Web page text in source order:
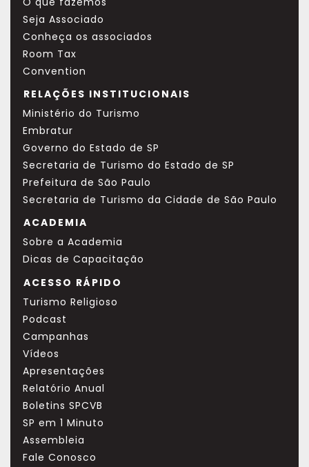
Seja Associado
Conheça os associados
Room Tax
Convention
RELAÇÕES INSTITUCIONAIS
Ministério do Turismo
Embratur
Governo do Estado de SP
Secretaria de Turismo do Estado de SP
Prefeitura de São Paulo
Secretaria de Turismo da Cidade de São Paulo
ACADEMIA
Sobre a Academia
Dicas de Capacitação
ACESSO RÁPIDO
Turismo Religioso
Podcast
Campanhas
Vídeos
Apresentações
Relatório Anual
Boletins SPCVB
SP em 1 Minuto
Assembleia
Fale Conosco